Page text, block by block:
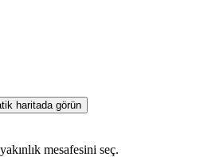
haritada görün
mesafesini seç.